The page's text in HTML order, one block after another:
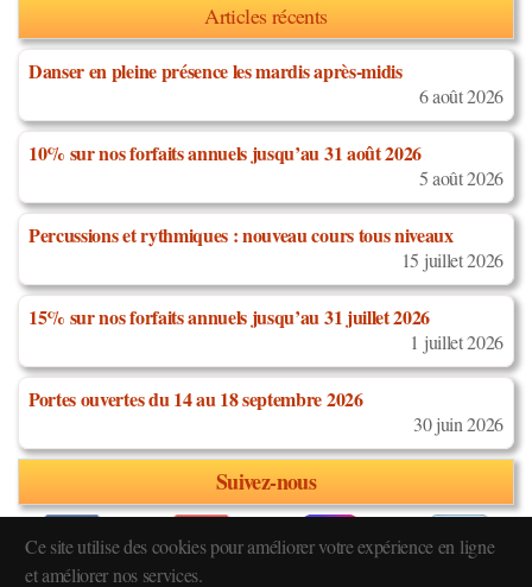
Articles récents
Danser en pleine présence les mardis après-midis
6 août 2026
10% sur nos forfaits annuels jusqu’au 31 août 2026
5 août 2026
Percussions et rythmiques : nouveau cours tous niveaux
15 juillet 2026
15% sur nos forfaits annuels jusqu’au 31 juillet 2026
1 juillet 2026
Portes ouvertes du 14 au 18 septembre 2026
30 juin 2026
Suivez-nous
Ce site utilise des cookies pour améliorer votre expérience en ligne
et améliorer nos services.